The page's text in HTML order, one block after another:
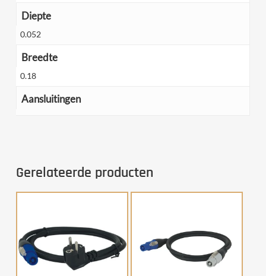
Diepte
0.052
Breedte
0.18
Aansluitingen
Gerelateerde producten